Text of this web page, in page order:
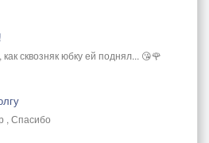
сквозняк юбку ей поднял... 😘🌹
, Спасибо